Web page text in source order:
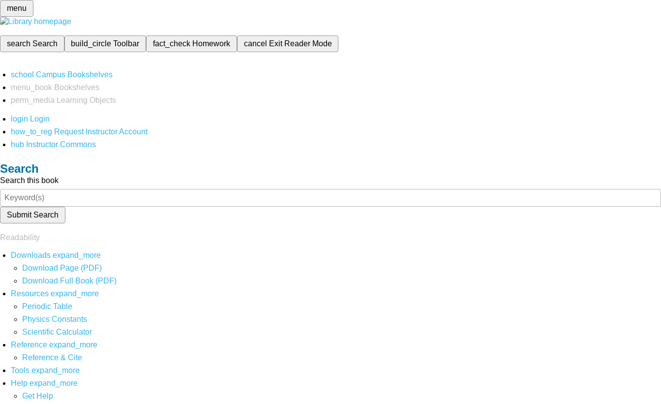
menu
search Search build_circleToolbar fact_check Homework cancel Exit Reader Mode
school Campus Bookshelves
menu_book Bookshelves
perm_media
Learning Objects
login Login
how_to_reg Request Instructor Account
hub Instructor Commons
Search
Search this book
Submit Search
Readability
Downloads expand_more
Download Page (PDF)
Download Full Book (PDF)
Resources expand_more
Periodic Table
Physics Constants
Scientific Calculator
Reference expand_more
Reference & Cite
Tools expand_more
Help expand_more
Get Help